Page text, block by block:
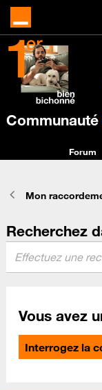
Communauté
Forum
Mon
Recherchez
Vous avez
Interrogez la